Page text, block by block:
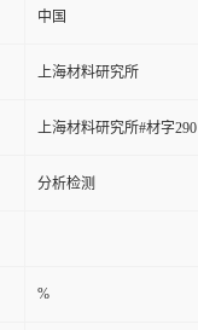
中国
上海材料研究所
上海材料研究所#材字290
分析检测
%